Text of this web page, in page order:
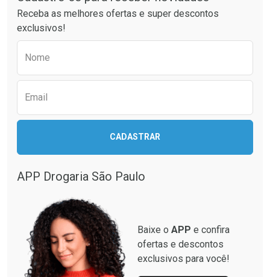
Receba as melhores ofertas e super descontos
exclusivos!
Nome
Email
CADASTRAR
APP Drogaria São Paulo
Baixe o APP e confira
ofertas e descontos
exclusivos para você!